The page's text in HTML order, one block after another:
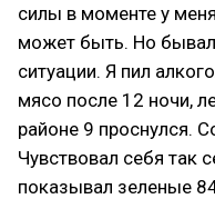
силы в моменте у
может быть. Но
ситуации. Я пил
мясо после 12 ночи,
районе 9 проснулся.
Чувствовал себя так
показывал зеленые